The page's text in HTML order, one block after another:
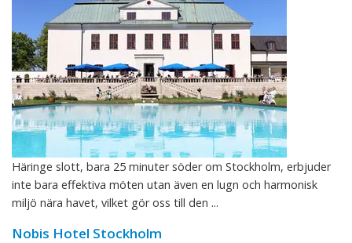
Häringe slott, bara 25 minuter söder om Stockholm, erbjuder
inte bara effektiva möten utan även en lugn och harmonisk
miljö nära havet, vilket gör oss till den ...
Nobis Hotel Stockholm